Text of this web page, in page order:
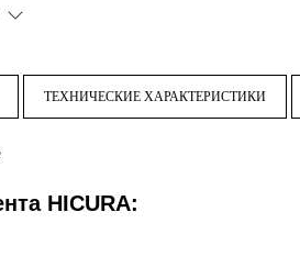
ТЕХНИЧЕСКИЕ ХАРАКТЕРИСТИКИ
HICURA: